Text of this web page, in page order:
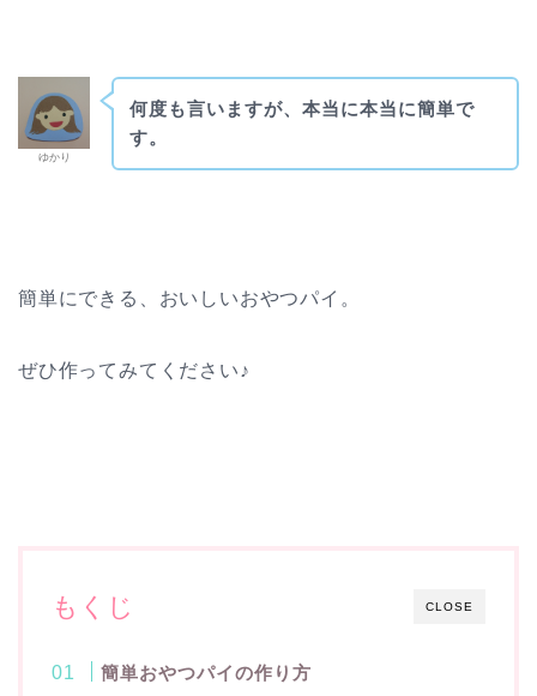
ゆかり
何度も言いますが、本当に本当に簡単で
す。
簡単にできる、おいしいおやつパイ。
ぜひ作ってみてください♪
CLOSE
もくじ
簡単おやつパイの作り方